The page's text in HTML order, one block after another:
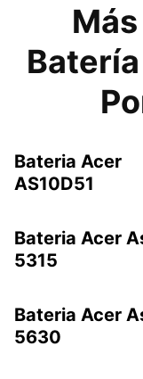
Bateria Acer
AS10D51
Bateria Acer
5315
Bateria Acer
5630